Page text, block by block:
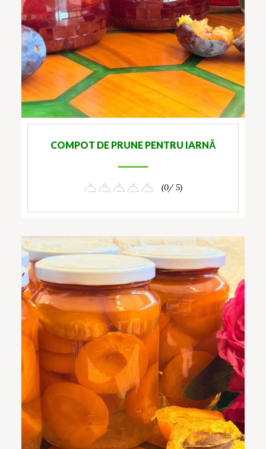
COMPOT DE PRUNE PENTRU IARNĂ
(0/ 5)